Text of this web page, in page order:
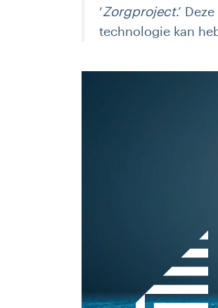
‘Zorgproject.’
technologie kan